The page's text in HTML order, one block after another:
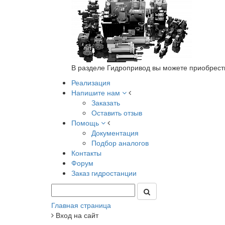
В разделе Гидропривод вы можете
Реализация
Напишите нам
Заказать
Оставить отзыв
Помощь
Документация
Подбор аналогов
Контакты
Форум
Заказ гидростанции
Главная страница
Вход на сайт